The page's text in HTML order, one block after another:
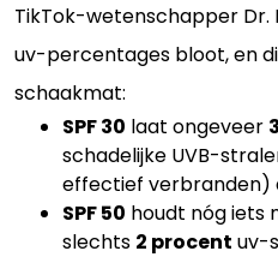
TikTok-wetenschapper Dr.
uv-percentages bloot, en
schaakmat:
SPF 30 laat ongeveer
schadelijke UVB-
effectief verbranden)
SPF 50 houdt nóg iets
slechts 2 procent uv-